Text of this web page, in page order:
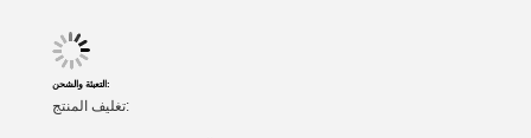
التعبئة والشحن:
تغليف المنتج: